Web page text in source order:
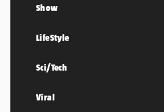
Show
LifeStyle
Sci/Tech
Viral